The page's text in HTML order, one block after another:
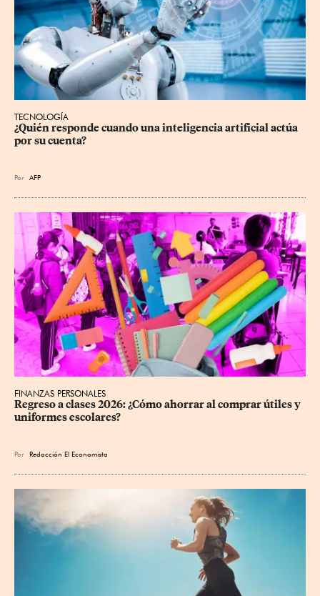
TECNOLOGÍA
¿Quién responde cuando una inteligencia artificial actúa
por su cuenta?
Por AFP
FINANZAS PERSONALES
Regreso a clases 2026: ¿Cómo ahorrar al comprar útiles y
uniformes escolares?
Por Redacción El Economista